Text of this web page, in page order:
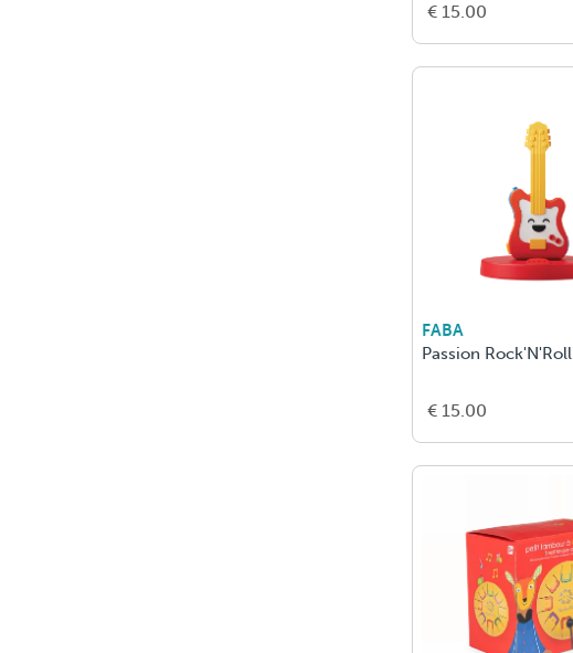
€ 15.00
FABA
Passion Rock'N'Roll
€ 15.00